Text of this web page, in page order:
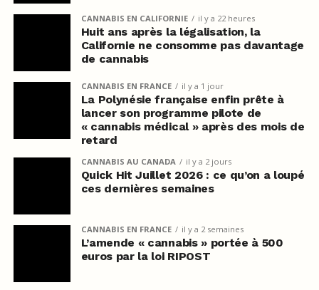
CANNABIS EN CALIFORNIE il y a 22 heures
Huit ans après la légalisation, la
Californie ne consomme pas davantage
de cannabis
CANNABIS EN FRANCE il y a 1 jour
La Polynésie française enfin prête à
lancer son programme pilote de
« cannabis médical » après des mois de
retard
CANNABIS AU CANADA il y a 2 jours
Quick Hit Juillet 2026 : ce qu’on a loupé
ces dernières semaines
CANNABIS EN FRANCE il y a 2 semaines
L’amende « cannabis » portée à 500
euros par la loi RIPOST